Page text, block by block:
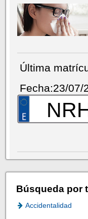
Última
Fecha:23/07/
Búsqueda por
Accidentalidad